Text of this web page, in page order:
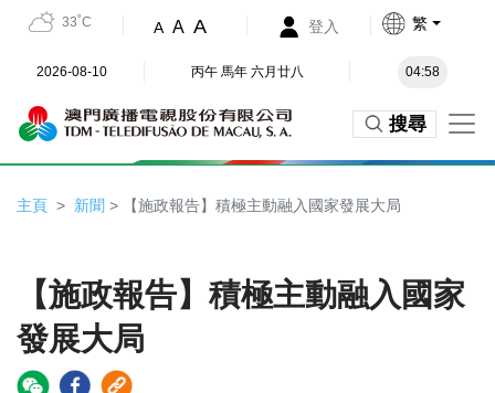
33˚C A A A 登入 繁
2026-08-10 丙午 馬年 六月廿八 04:58
搜尋
主頁 新聞 > 【施政報告】積極主動融入國家發展大局
【施政報告】積極主動融入國家
發展大局